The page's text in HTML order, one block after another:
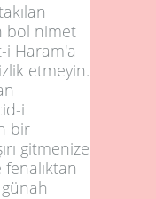
bol nimet
i Haram'a
etmeyin.
i
bir
gitmenize
günah